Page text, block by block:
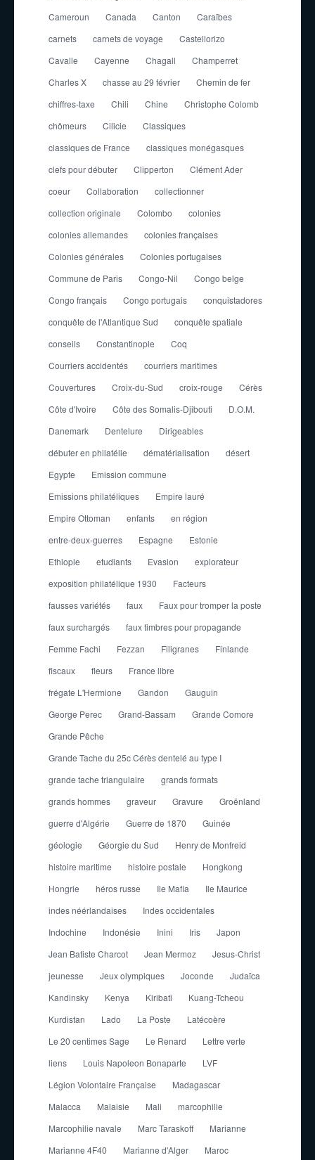
Cameroun
Canada Canton
Caraïbes
carnets
carnets de voyage
Castellorizo
Cavalle
Cayenne Chagall
Champerret
Charles X
chasse au 29 février
Chemin de fer
chiffres-taxe
Chili Chine
Christophe Colomb
chômeurs
Cilicie
Classiques
classiques de France
classiques monégasques
clefs pour débuter
Clipperton
Clément Ader
coeur
Collaboration
collectionner
collection originale
Colombo
colonies
colonies allemandes
colonies françaises
Colonies générales
Colonies portugaises
Commune de Paris
Congo-Nil
Congo belge
Congo français
Congo portugais
conquistadores
conquête de l'Atlantique Sud
conquête spatiale
conseils
Constantinople
Coq
Courriers accidentés
courriers maritimes
Couvertures
Croix-du-Sud croix-rouge
Cérès
Côte d'Ivoire
Côte des Somalis-Djibouti
D.O.M.
Danemark
Dentelure
Dirigeables
débuter en philatélie
dématérialisation
désert
Egypte
Emission commune
Emissions philatéliques
Empire lauré
Empire Ottoman
enfants
en région
entre-deux-guerres
Espagne
Estonie
Ethiopie
etudiants Evasion
explorateur
exposition philatélique 1930
Facteurs
fausses variétés
faux
Faux pour tromper la poste
faux surchargés
faux timbres pour propagande
Femme Fachi
Fezzan Filigranes
Finlande
fiscaux
fleurs
France libre
frégate L'Hermione
Gandon
Gauguin
George Perec
Grand-Bassam
Grande Comore
Grande Pêche
Grande Tache du 25c Cérès dentelé au type I
grande tache triangulaire
grands formats
grands hommes
graveur Gravure
Groënland
guerre d'Algérie
Guerre de 1870
Guinée
géologie
Géorgie du Sud
Henry de Monfreid
histoire maritime
histoire postale
Hongkong
Hongrie
héros russe Ile Mafia
Ile Maurice
indes néérlandaises
Indes occidentales
Indochine
Indonésie Inini Iris
Japon
Jean Batiste Charcot
Jean Mermoz
Jesus-Christ
jeunesse
Jeux olympiques Joconde
Judaïca
Kandinsky
Kenya Kiribati
Kuang-Tcheou
Kurdistan
Lado La Poste
Latécoère
Le 20 centimes Sage
Le Renard
Lettre verte
liens
Louis Napoleon Bonaparte
LVF
Légion Volontaire Française
Madagascar
Malacca
Malaisie Mali
marcophilie
Marcophilie navale
Marc Taraskoff
Marianne
Marianne 4F40
Marianne d'Alger Maroc